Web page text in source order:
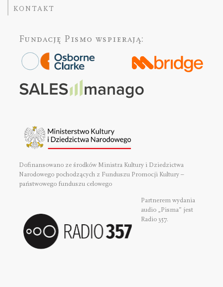
KONTAKT
Fundację Pismo wspierają:
Dofinansowano ze środków Ministra Kultury i Dziedzictwa
Narodowego pochodzących z Funduszu Promocji Kultury –
państwowego funduszu celowego
Partnerem wydania
audio „Pisma” jest
Radio 357.